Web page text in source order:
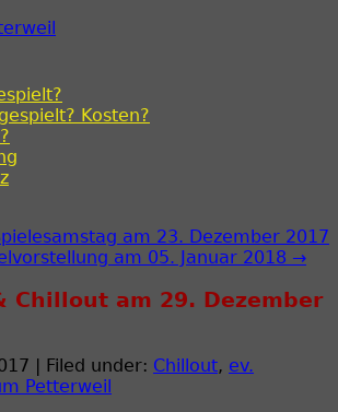
Kosten?
am 23. Dezember 2017
am 05. Januar 2018 →
Chillout am 29. Dezember
| Filed under: Chillout, ev.
Petterweil